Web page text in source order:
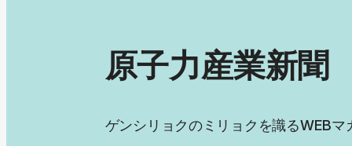
原子力産業新聞
ゲンシリョクのミリョクを識るWEBマ